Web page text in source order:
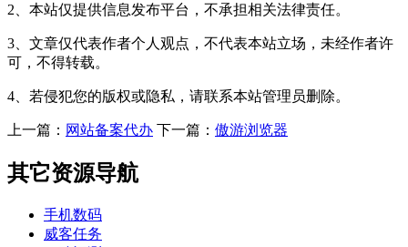
2、本站仅提供信息发布平台，不承担相关法律责任。
3、文章仅代表作者个人观点，不代表本站立场，未经作者许
可，不得转载。
4、若侵犯您的版权或隐私，请联系本站管理员删除。
上一篇： 网站备案代办 下一篇： 傲游浏览器
其它资源导航
手机数码
威客任务